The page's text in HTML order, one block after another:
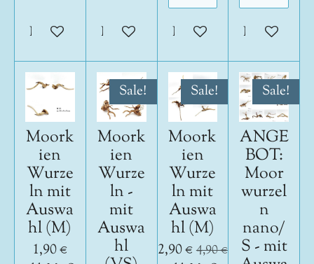
In den WarenkorbIn den WarenkorbIn den Warenkorb
In den
Moork
ien
Wurze
ln mit
Auswa
hl (M)
1,90 €
Sale!
Moork
ien
Wurze
ln -
mit
Auswa
hl
Sale!
Moork
ien
Wurze
ln mit
Auswa
hl (M)
2,90 € 4,90 €
Sale!
ANGE
BOT:
Moor
wurzel
n
nano/
S - mit